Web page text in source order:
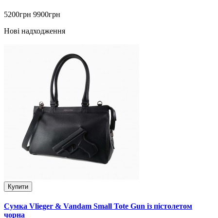
5200грн 9900грн
Нові надходження
Купити
Сумка Vlieger & Vandam Small Tote Gun із пістолетом
чорна